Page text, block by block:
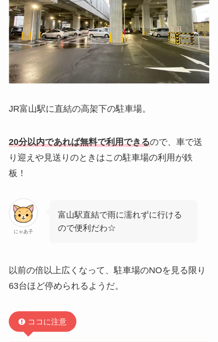
JR富山駅に直結の高架下の駐車場。
20分以内であれば無料で利用できるので、車で送
り迎えや見送りのときはこの駐車場の利用が鉄
板！
にゃあ子
富山駅直結で雨に濡れずに行ける
ので便利だわ☆
以前の倍以上広くなって、駐車場のNOを見る限り
63台ほど停められるようだ。
ココに注意